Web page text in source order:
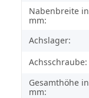
Nabenbreite in
mm:
Achslager:
Achsschraube:
Gesamthöhe in
mm: